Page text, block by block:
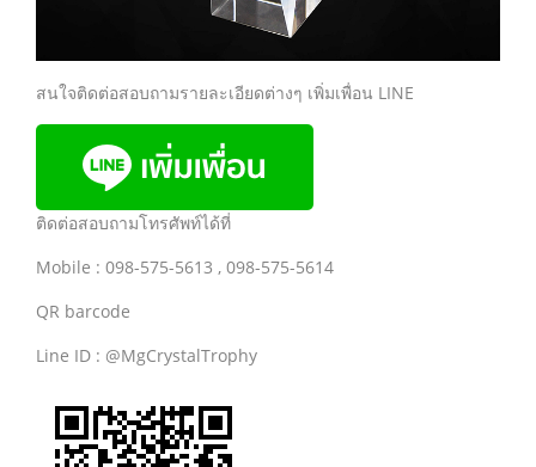
สนใจติดต่อสอบถามรายละเอียดต่างๆ เพิ่มเพื่อน LINE
ติดต่อสอบถามโทรศัพท์ได้ที่
Mobile : 098-575-5613 , 098-575-5614
QR barcode
Line ID : @MgCrystalTrophy